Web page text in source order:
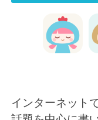
インターネット